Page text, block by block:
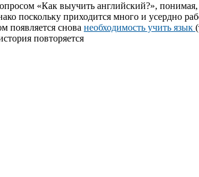
«Как выучить английский?»,
поскольку приходится много и усердно
появляется снова необходимость учить язык
повторяется